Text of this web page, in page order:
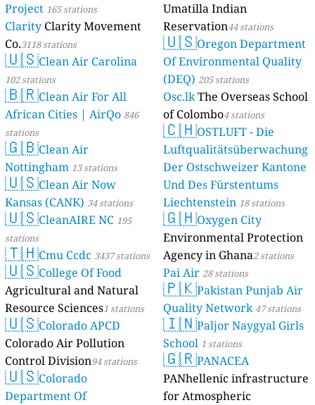
Project 165 stations
Clarity Clarity Movement
Co.3118 stations
🇺🇸Clean Air Carolina
102 stations
🇧🇷Clean Air For All
African Cities | AirQo 846
stations
🇬🇧Clean Air
Nottingham 13 stations
🇺🇸Clean Air Now
Kansas (CANK) 34 stations
🇺🇸CleanAIRE NC 195
stations
🇹🇭Cmu Ccdc 3437 stations
🇺🇸College Of Food
Agricultural and Natural
Resource Sciences1 stations
🇺🇸Colorado APCD
Colorado Air Pollution
Control Division94 stations
🇺🇸Colorado
Department Of
Umatilla Indian
Reservation44 stations
🇺🇸Oregon Department
Of Environmental Quality
(DEQ) 205 stations
Osc.lkThe Overseas School
of Colombo4 stations
🇨🇭OSTLUFT - Die
Luftqualitätsüberwachung
Der Ostschweizer Kantone
Und Des Fürstentums
Liechtenstein 18 stations
🇬🇭Oxygen City
Environmental Protection
Agency in Ghana2 stations
Pai Air 28 stations
🇵🇰Pakistan Punjab Air
Quality Network 47 stations
🇮🇳Paljor Naygyal Girls
School 1 stations
🇬🇷PANACEA
PANhellenic infrastructure
for Atmospheric